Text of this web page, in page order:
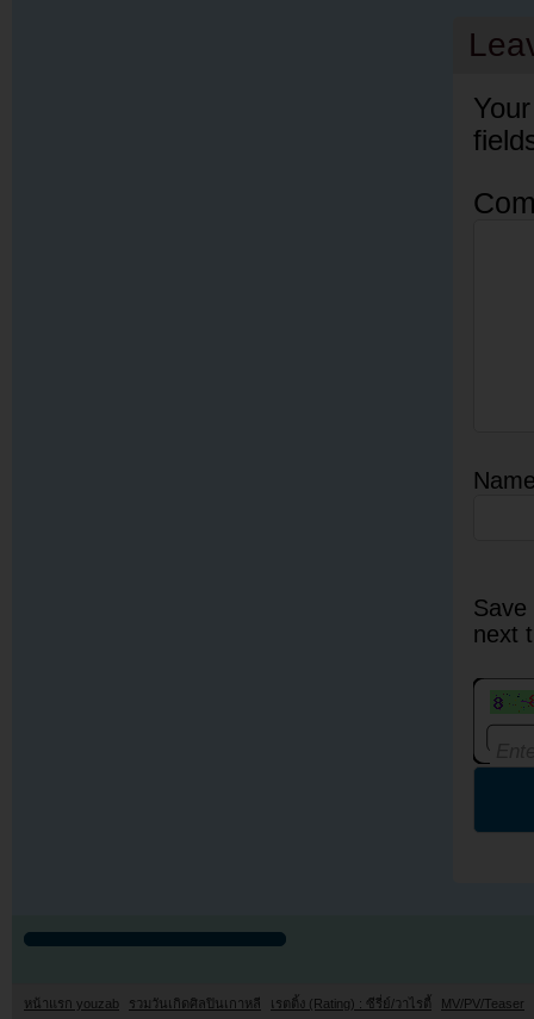
next
หน้าแรก youzab รวมวันเกิดศิลปินเกาหลี เรตติ้ง (Rating) : ซีรี่ย์/วาไรตี้
MV/PV/Teaser